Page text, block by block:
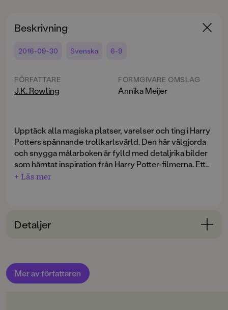
Beskrivning
2016-09-30 Svenska 6-9
FÖRFATTARE
J.K. Rowling
FORMGIVARE OMSLAG
Annika Meijer
Upptäck alla magiska platser, varelser och ting i Harry
Potters spännande trollkarlsvärld. Den här välgjorda
och snygga målarboken är fylld med detaljrika bilder
som hämtat inspiration från Harry Potter-filmerna. Ett
roligt och kreativt sätt att fördjupa sig i Harry Potters
+ Läs mer
Detaljer
ÅLDERSGRUPP
6-9
Mer av författaren